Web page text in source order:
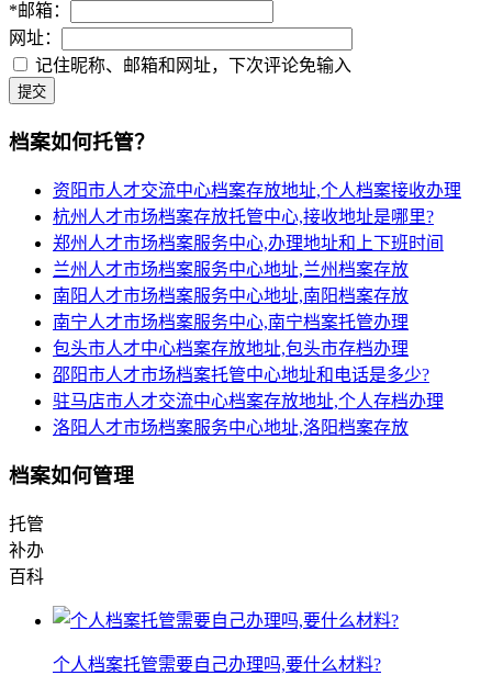
*邮箱：
网址：
记住昵称、邮箱和网址，下次评论免输入
提交
档案如何托管？
资阳市人才交流中心档案存放地址,个人档案接收办理
杭州人才市场档案存放托管中心,接收地址是哪里?
郑州人才市场档案服务中心,办理地址和上下班时间
兰州人才市场档案服务中心地址,兰州档案存放
南阳人才市场档案服务中心地址,南阳档案存放
南宁人才市场档案服务中心,南宁档案托管办理
包头市人才中心档案存放地址,包头市存档办理
邵阳市人才市场档案托管中心地址和电话是多少?
驻马店市人才交流中心档案存放地址,个人存档办理
洛阳人才市场档案服务中心地址,洛阳档案存放
档案如何管理
托管
补办
百科
个人档案托管需要自己办理吗,要什么材料?